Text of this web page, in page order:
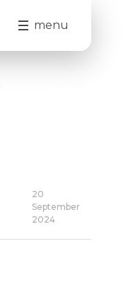
menu
20
September
2024